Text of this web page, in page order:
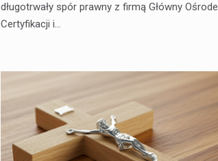
długotrwały spór prawny z firmą Główny
Certyfikacji i…